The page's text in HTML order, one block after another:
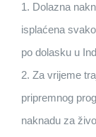
1. Dolazna
isplaćena
po dolasku u
2. Za vrijeme
pripremnog
naknadu za